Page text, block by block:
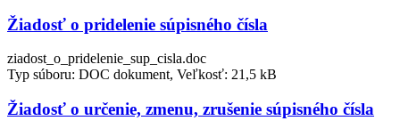
Žiadosť o pridelenie súpisného čísla
ziadost_o_pridelenie_sup_cisla.doc
Typ súboru: DOC dokument, Veľkosť: 21,5 kB
Žiadosť o určenie, zmenu, zrušenie súpisného čísla